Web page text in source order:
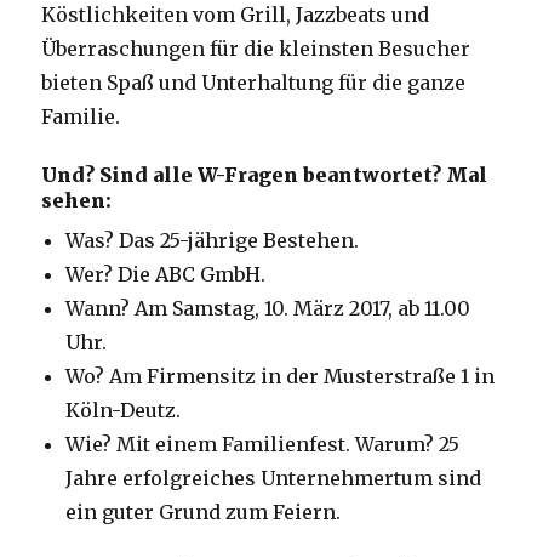
Köstlichkeiten vom Grill, Jazzbeats und
Überraschungen für die kleinsten Besucher
bieten Spaß und Unterhaltung für die ganze
Familie.
Und? Sind alle W-Fragen beantwortet? Mal
sehen:
Was? Das 25-jährige Bestehen.
Wer? Die ABC GmbH.
Wann? Am Samstag, 10. März 2017, ab 11.00
Uhr.
Wo? Am Firmensitz in der Musterstraße 1 in
Köln-Deutz.
Wie? Mit einem Familienfest. Warum? 25
Jahre erfolgreiches Unternehmertum sind
ein guter Grund zum Feiern.